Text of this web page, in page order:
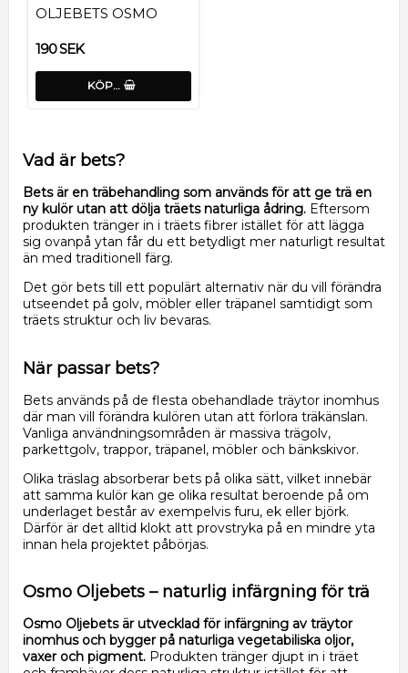
OLJEBETS OSMO
190 SEK
KÖP…
Vad är bets?
Bets är en träbehandling som används för att ge trä en
ny kulör utan att dölja träets naturliga ådring. Eftersom
produkten tränger in i träets fibrer istället för att lägga
sig ovanpå ytan får du ett betydligt mer naturligt resultat
än med traditionell färg.
Det gör bets till ett populärt alternativ när du vill förändra
utseendet på golv, möbler eller träpanel samtidigt som
träets struktur och liv bevaras.
När passar bets?
Bets används på de flesta obehandlade träytor inomhus
där man vill förändra kulören utan att förlora träkänslan.
Vanliga användningsområden är massiva trägolv,
parkettgolv, trappor, träpanel, möbler och bänkskivor.
Olika träslag absorberar bets på olika sätt, vilket innebär
att samma kulör kan ge olika resultat beroende på om
underlaget består av exempelvis furu, ek eller björk.
Därför är det alltid klokt att provstryka på en mindre yta
innan hela projektet påbörjas.
Osmo Oljebets – naturlig infärgning för trä
Osmo Oljebets är utvecklad för infärgning av träytor
inomhus och bygger på naturliga vegetabiliska oljor,
vaxer och pigment. Produkten tränger djupt in i träet